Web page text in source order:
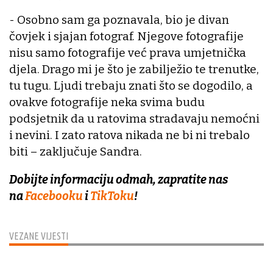
VEZANE VIJESTI
- Osobno sam ga poznavala, bio je divan
čovjek i sjajan fotograf. Njegove fotografije
nisu samo fotografije već prava umjetnička
djela. Drago mi je što je zabilježio te trenutke,
tu tugu. Ljudi trebaju znati što se dogodilo, a
ovakve fotografije neka svima budu
podsjetnik da u ratovima stradavaju nemoćni
i nevini. I zato ratova nikada ne bi ni trebalo
biti – zaključuje Sandra.
Dobijte informaciju odmah, zapratite nas
naFacebookuiTikToku!